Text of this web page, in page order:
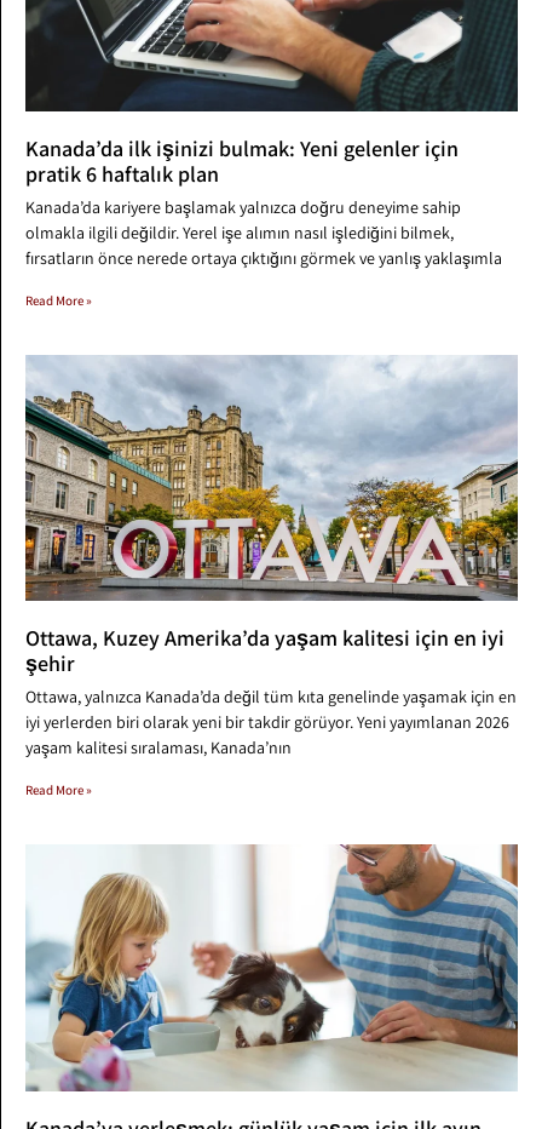
Kanada’da ilk işinizi bulmak: Yeni gelenler için
pratik 6 haftalık plan
Kanada’da kariyere başlamak yalnızca doğru deneyime sahip
olmakla ilgili değildir. Yerel işe alımın nasıl işlediğini bilmek,
fırsatların önce nerede ortaya çıktığını görmek ve yanlış yaklaşımla
Read More »
Ottawa, Kuzey Amerika’da yaşam kalitesi için en iyi
şehir
Ottawa, yalnızca Kanada’da değil tüm kıta genelinde yaşamak için en
iyi yerlerden biri olarak yeni bir takdir görüyor. Yeni yayımlanan 2026
yaşam kalitesi sıralaması, Kanada’nın
Read More »